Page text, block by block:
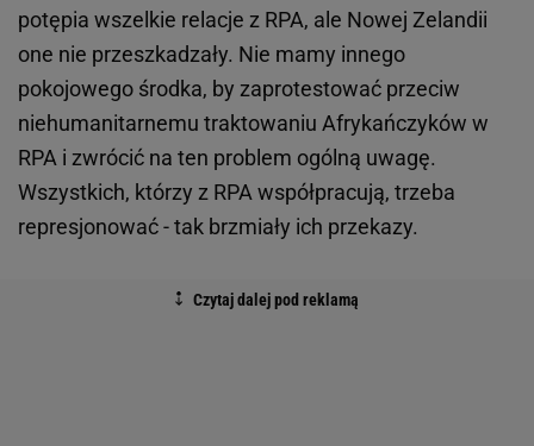
potępia wszelkie relacje z RPA, ale Nowej Zelandii
one nie przeszkadzały. Nie mamy innego
pokojowego środka, by zaprotestować przeciw
niehumanitarnemu traktowaniu Afrykańczyków w
RPA i zwrócić na ten problem ogólną uwagę.
Wszystkich, którzy z RPA współpracują, trzeba
represjonować - tak brzmiały ich przekazy.